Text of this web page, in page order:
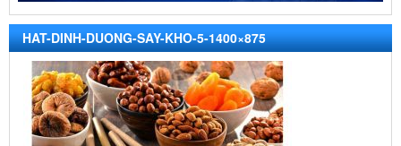
HAT-DINH-DUONG-SAY-KHO-5-1400×875